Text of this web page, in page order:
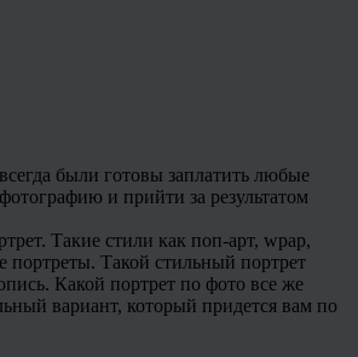
были готовы заплатить любые
и прийти за результатом
Такие стили как поп-арт, wpap,
Такой стильный портрет
Какой портрет по фото все же
вариант, который придется вам по